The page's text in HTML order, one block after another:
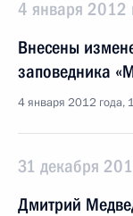
4 января 2012
Внесены
заповедника
4 января 2012 года,
31 декабря
Дмитрий